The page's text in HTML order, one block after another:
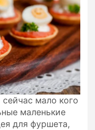
мало кого
маленькие
для фуршета,